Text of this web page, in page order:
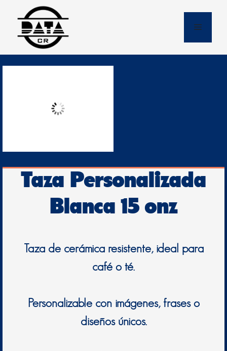
content
Menu
Taza Personalizada
Blanca 15 onz
Taza de cerámica resistente, ideal para
café o té.
Personalizable con imágenes, frases o
diseños únicos.